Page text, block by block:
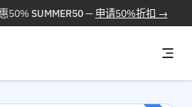
50% SUMMER50— 申请50%折扣 →